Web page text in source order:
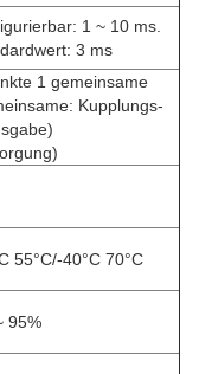
1 ~ 10 ms.
3 ms
1 gemeinsame
Kupplungs-
55°C/-40°C 70°C
95%